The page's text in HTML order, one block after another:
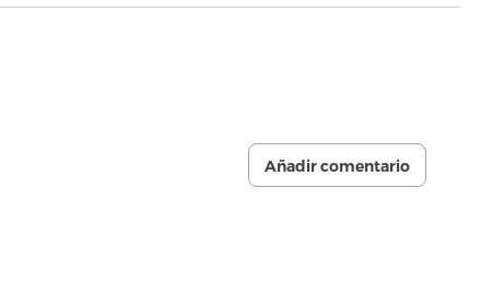
Añadir comentario